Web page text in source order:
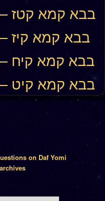
Bava Kamma 116 – בבא קמא קטז
Bava Kamma 117 – בבא קמא קיז
Bava Kamma 118 – בבא קמא קיח
Bava Kamma 119 – בבא קמא קיט
on Daf Yomi